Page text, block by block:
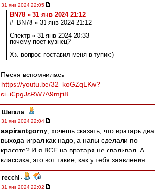
31 янв 2024 22:05
BN78 » 31 янв 2024 21:12
# BN78 » 31 янв 2024 21:12
Спектр » 31 янв 2024 20:33
почему поет кузнец?
Хз, вопрос поставил меня в тупик:)
Песня вспомнилась
https://youtu.be/32_koGZqLKw?
si=iCpgJsRW7A9mjti8
Шигала -
31 янв 2024 22:04
aspirantgorny , хочешь сказать, что вратарь два
выхода играл как надо, а напы сделали по
красоте? И я ВСЕ на вратаря не сваливал. А
классика, это вот такие, как у тебя заявления.
recchi -
31 янв 2024 22:02